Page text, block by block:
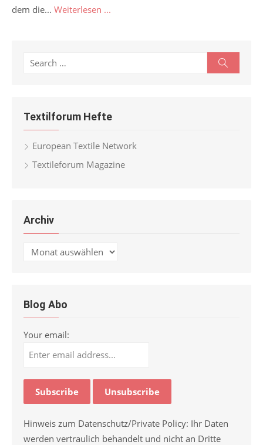
dem die... Weiterlesen ...
Search
Textilforum Hefte
European Textile Network
Textileforum Magazine
Archiv
Archiv
Blog Abo
Your email:
Hinweis zum Datenschutz/Private Policy: Ihr Daten
werden vertraulich behandelt und nicht an Dritte